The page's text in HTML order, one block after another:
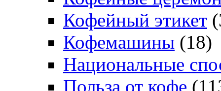
Кофейный этикет
Кофемашины (18)
Национальные
Польза от кофе